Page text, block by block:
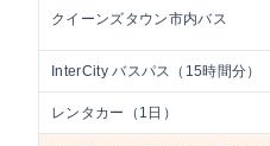
クイーンズタウン市内バス
InterCity バスパス（15時間分）
レンタカー（1日）